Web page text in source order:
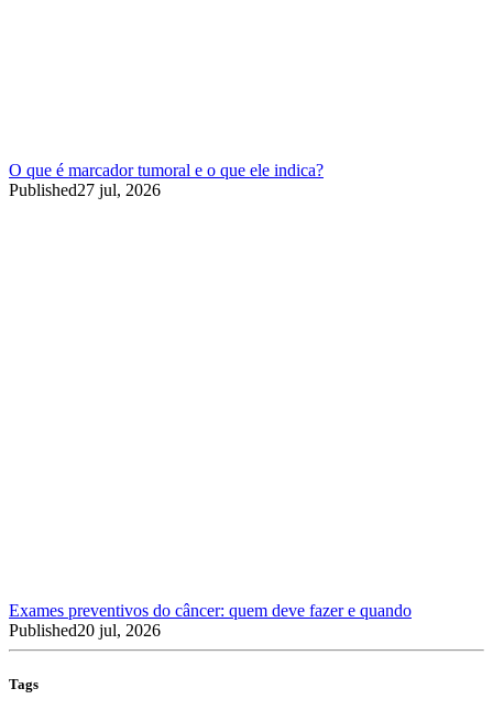
O que é marcador tumoral e o que ele indica?
Published27 jul, 2026
Exames preventivos do câncer: quem deve fazer e quando
Published20 jul, 2026
Tags